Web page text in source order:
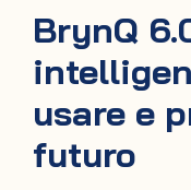
BrynQ
usare e
futuro